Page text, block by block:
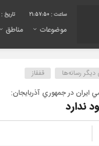
21:57:51 تاریخ :
موضوعات مناطق
رسانه‌ها قفقاز
در جمهوري آذربايجان:
ندارد